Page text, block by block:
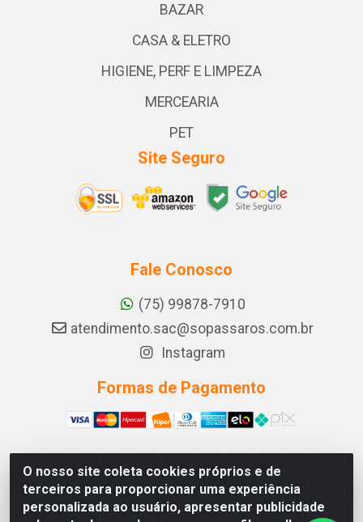
O nosso site coleta cookies próprios e de
terceiros para proporcionar uma experiência
personalizada ao usuário, apresentar publicidade
BAZAR
CASA & ELETRO
HIGIENE, PERF E LIMPEZA
MERCEARIA
PET
Site Seguro
Fale Conosco
(75) 99878-7910
atendimento.sac@sopassaros.com.br
Instagram
Formas de Pagamento
A PINA DOS SANTOS DELEZZOTTE LTDA - RODOVIA BA
233, 27 - ZONA RURAL, ITABERABA/BA - CEP 46.880-
000 - CNPJ 30.578.948/0001-90